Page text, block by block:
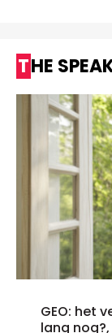
THE
GEO: het
lang